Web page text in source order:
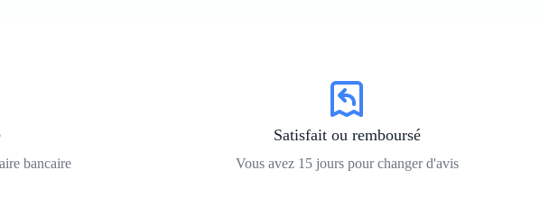
bancaire
Satisfait ou remboursé
Vous avez 15jours pour changer d'avis